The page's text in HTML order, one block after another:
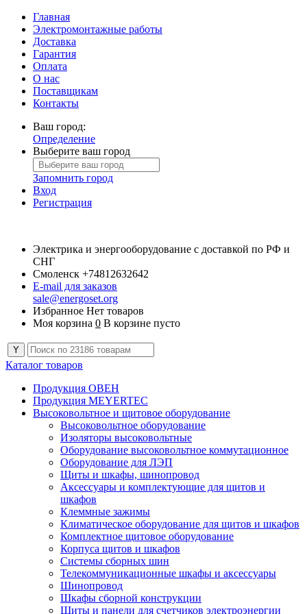
Главная
Электромонтажные работы
Доставка
Гарантия
Оплата
О нас
Поставщикам
Контакты
Ваш город:
Определение
Выберите ваш город
Запомнить город
Вход
Регистрация
Электрика и энергооборудование с доставкой по РФ и
СНГ
Смоленск +74812632642
E-mail для заказов
sale@energoset.org
Избранное Нет товаров
Моя корзина 0 В корзине пусто
Каталог товаров
Продукция ОВЕН
Продукция MEYERTEC
Высоковольтное и щитовое оборудование
Высоковольтное оборудование
Изоляторы высоковольтные
Оборудование высоковольтное коммутационное
Оборудование для ЛЭП
Щиты и шкафы, шинопровод
Аксессуары и комплектующие для щитов и
шкафов
Клеммные зажимы
Климатическое оборудование для щитов и шкафов
Комплектное щитовое оборудование
Корпуса щитов и шкафов
Системы сборных шин
Телекоммуникационные шкафы и аксессуары
Шинопровод
Шкафы сборной конструкции
Щиты и панели для счетчиков электроэнергии